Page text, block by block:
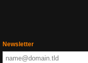
Newsletter